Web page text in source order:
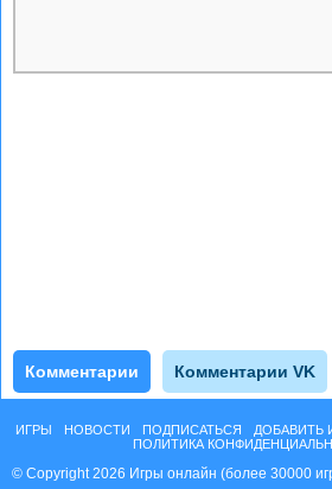
Комментарии Комментарии VK
ИГРЫ НОВОСТИ ПОДПИСАТЬСЯ ДОБАВИТЬ
ПОЛИТИКА
© Copyright 2026 Игры онлайн (более 30000